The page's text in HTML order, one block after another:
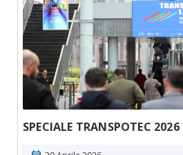
SPECIALE TRANSPOTEC 2026